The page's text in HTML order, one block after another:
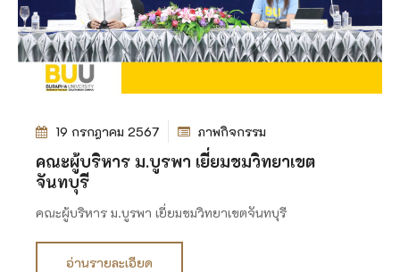
19 กรกฎาคม 2567 ภาพกิจกรรม
คณะผู้บริหาร ม.บูรพา เยี่ยมชมวิทยาเขต
จันทบุรี
คณะผู้บริหาร ม.บูรพา เยี่ยมชมวิทยาเขตจันทบุรี
อ่านรายละเอียด